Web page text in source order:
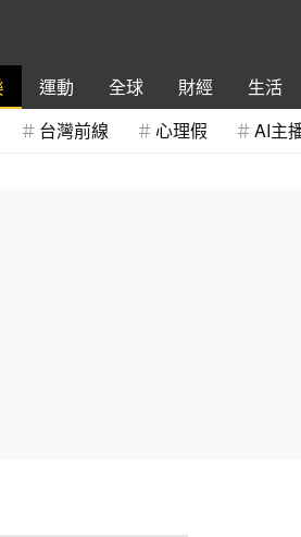
運動 全球 財經 生活
台灣前線
心理假 AI主